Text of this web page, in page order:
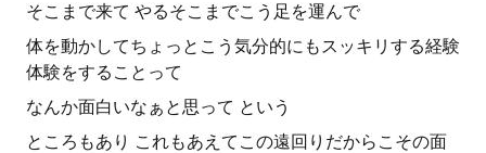
そこまで来て やるそこまでこう足を運んで
体を動かしてちょっとこう気分的にもスッキリする経験
体験をすることって
なんか面白いなぁと思って という
ところもあり これもあえてこの遠回りだからこその面